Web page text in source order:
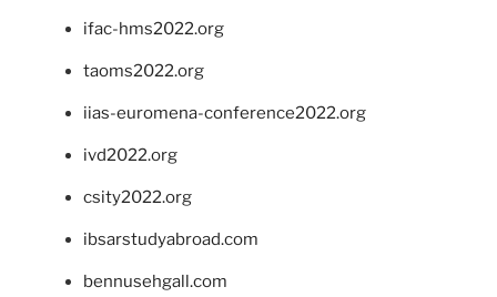
ifac-hms2022.org
taoms2022.org
iias-euromena-conference2022.org
ivd2022.org
csity2022.org
ibsarstudyabroad.com
bennusehgall.com